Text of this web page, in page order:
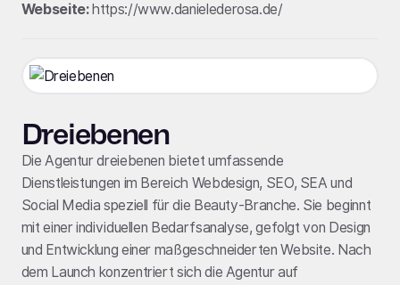
Webseite:https://www.danielederosa.de/
Dreiebenen
Die Agentur dreiebenen bietet umfassende
Dienstleistungen im Bereich Webdesign, SEO, SEA und
Social Media speziell für die Beauty-Branche. Sie beginnt
mit einer individuellen Bedarfsanalyse, gefolgt von Design
und Entwicklung einer maßgeschneiderten Website. Nach
dem Launch konzentriert sich die Agentur auf